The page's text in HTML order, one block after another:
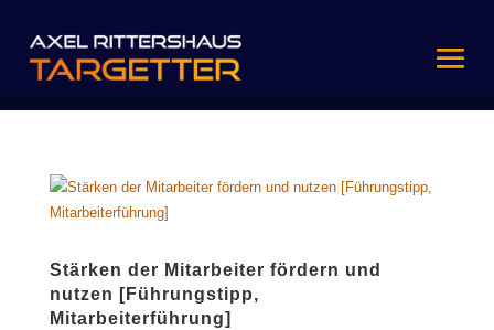
Stärken der Mitarbeiter fördern und
nutzen [Führungstipp,
Mitarbeiterführung]